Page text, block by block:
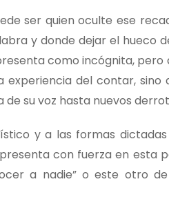
ser quien oculte ese
y donde dejar el hueco
como incógnita,
experiencia del contar, sino
su voz hasta nuevos
y a las formas
con fuerza en esta
a nadie” o este otro